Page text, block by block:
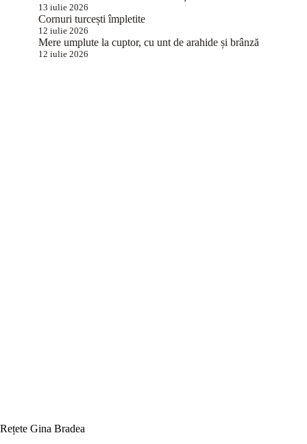
13 iulie 2026
Cornuri turcești împletite
12 iulie 2026
Mere umplute la cuptor, cu unt de arahide și brânză
12 iulie 2026
Rețete Gina Bradea